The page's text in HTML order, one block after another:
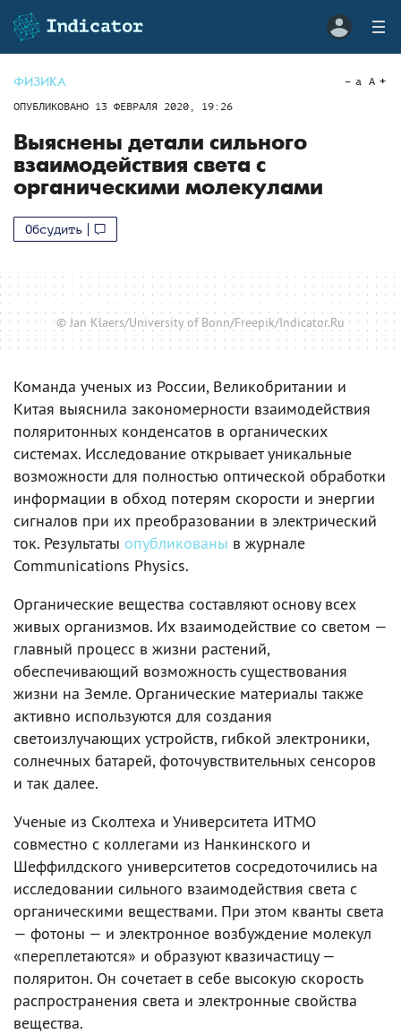
ФИЗИКА
ОПУБЛИКОВАНО 13 ФЕВРАЛЯ 2020, 19:26
a A
Выяснены детали сильного
взаимодействия света с
органическими молекулами
Обсудить
© Jan Klaers/University of Bonn/Freepik/Indicator.Ru
Команда ученых из России, Великобритании и
Китая выяснила закономерности взаимодействия
поляритонных конденсатов в органических
системах. Исследование открывает уникальные
возможности для полностью оптической обработки
информации в обход потерям скорости и энергии
сигналов при их преобразовании в электрический
ток. Результаты опубликованы в журнале
Communications Physics.
Органические вещества составляют основу всех
живых организмов. Их взаимодействие со светом —
главный процесс в жизни растений,
обеспечивающий возможность существования
жизни на Земле. Органические материалы также
активно используются для создания
светоизлучающих устройств, гибкой электроники,
солнечных батарей, фоточувствительных сенсоров
и так далее.
Ученые из Сколтеха и Университета ИТМО
совместно с коллегами из Нанкинского и
Шеффилдского университетов сосредоточились на
исследовании сильного взаимодействия света с
органическими веществами. При этом кванты света
— фотоны — и электронное возбуждение молекул
«переплетаются» и образуют квазичастицу —
поляритон. Он сочетает в себе высокую скорость
распространения света и электронные свойства
вещества.